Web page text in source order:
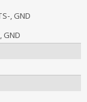
, GND
GND